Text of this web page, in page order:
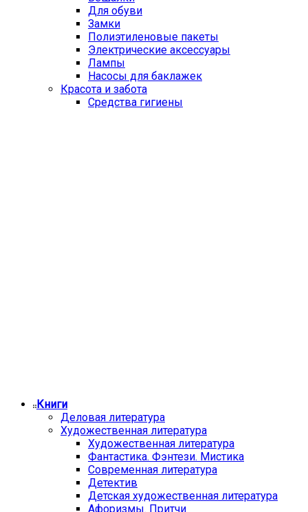
Для обуви
Замки
Полиэтиленовые пакеты
Электрические аксессуары
Лампы
Насосы для баклажек
Красота и забота
Средства гигиены
Книги
Деловая литература
Художественная литература
Художественная литература
Фантастика. Фэнтези. Мистика
Современная литература
Детектив
Детская художественная литература
Афоризмы. Притчи